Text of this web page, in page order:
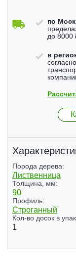
по
до 8000
в
Порода дерева:
Лиственница
Толщина, мм:
90
Профиль:
Строганный
Кол-во досок в
1